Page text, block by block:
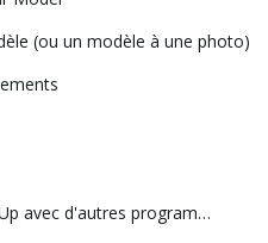
(ou un modèle à une photo)
Utiliser les données de SketchUp avec d'autres programmes ou outils de modélisation